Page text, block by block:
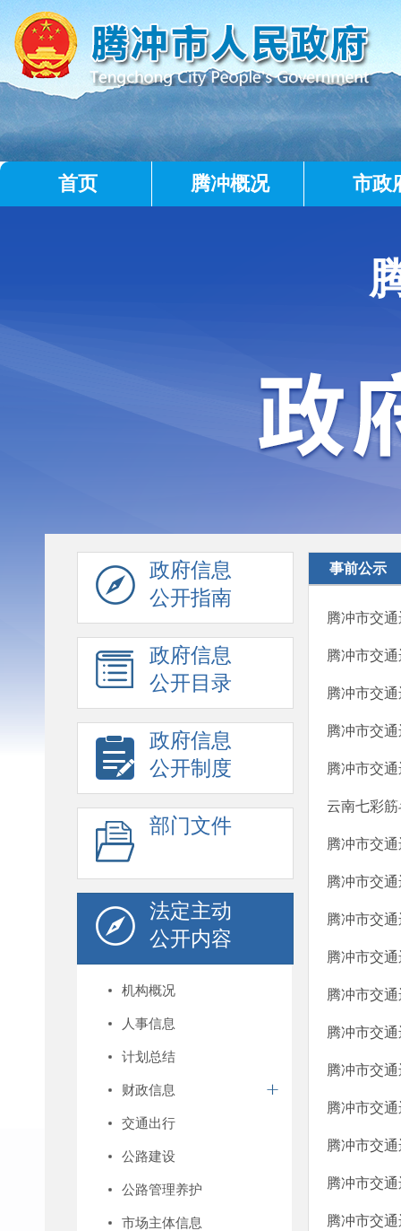
首页 腾冲概况 市政
政府信息
公开指南
政府信息
公开目录
政府信息
公开制度
部门文件
法定主动
公开内容
机构概况
人事信息
计划总结
财政信息
交通出行
公路建设
公路管理养护
市场主体信息
事前公示
腾冲市交
腾冲市交
腾冲市交
腾冲市交
腾冲市交
云南七彩
腾冲市交
腾冲市交
腾冲市交
腾冲市交
腾冲市交
腾冲市交
腾冲市交
腾冲市交
腾冲市交
腾冲市交
腾冲市交